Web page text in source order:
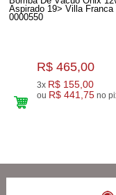
Aspirado 19> Villa Franca Vlbv-
0000550
R$ 465,00
3x R$ 155,00
ou R$ 441,75 no